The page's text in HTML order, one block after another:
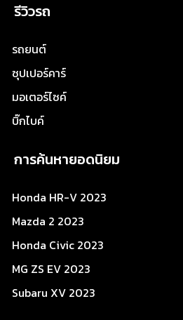
รีวิวรถ
รถยนต์
ซุปเปอร์คาร์
มอเตอร์ไซค์
บิ๊กไบค์
การค้นหายอดนิยม
Honda HR-V 2023
Mazda 2 2023
Honda Civic 2023
MG ZS EV 2023
Subaru XV 2023